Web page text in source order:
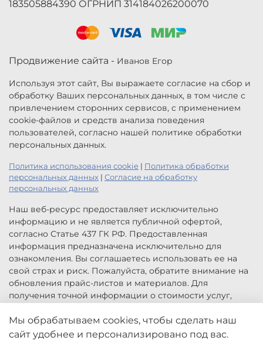
183505884390 ОГРНИП 314184026200070
Продвижение сайта - Иванов Егор
Используя этот сайт, Вы выражаете согласие на сбор и
обработку Ваших персональных данных, в том числе с
привлечением сторонних сервисов, с применением
cookie-файлов и средств анализа поведения
пользователей, согласно нашей политике обработки
персональных данных.
Политика использования cookie | Политика обработки
персональных данных | Согласие на обработку
персональных данных
Наш веб-ресурс предоставляет исключительно
информацию и не является публичной офертой,
согласно Статье 437 ГК РФ. Предоставленная
информация предназначена исключительно для
ознакомления. Вы соглашаетесь использовать ее на
свой страх и риск. Пожалуйста, обратите внимание на
обновления прайс-листов и материалов. Для
получения точной информации о стоимости услуг,
заказа услуг заполните форму обратной связи.
Цены, указанные на сайте приведены как справочная
Мы обрабатываем cookies, чтобы сделать наш
сайт удобнее и персонализировано под вас.